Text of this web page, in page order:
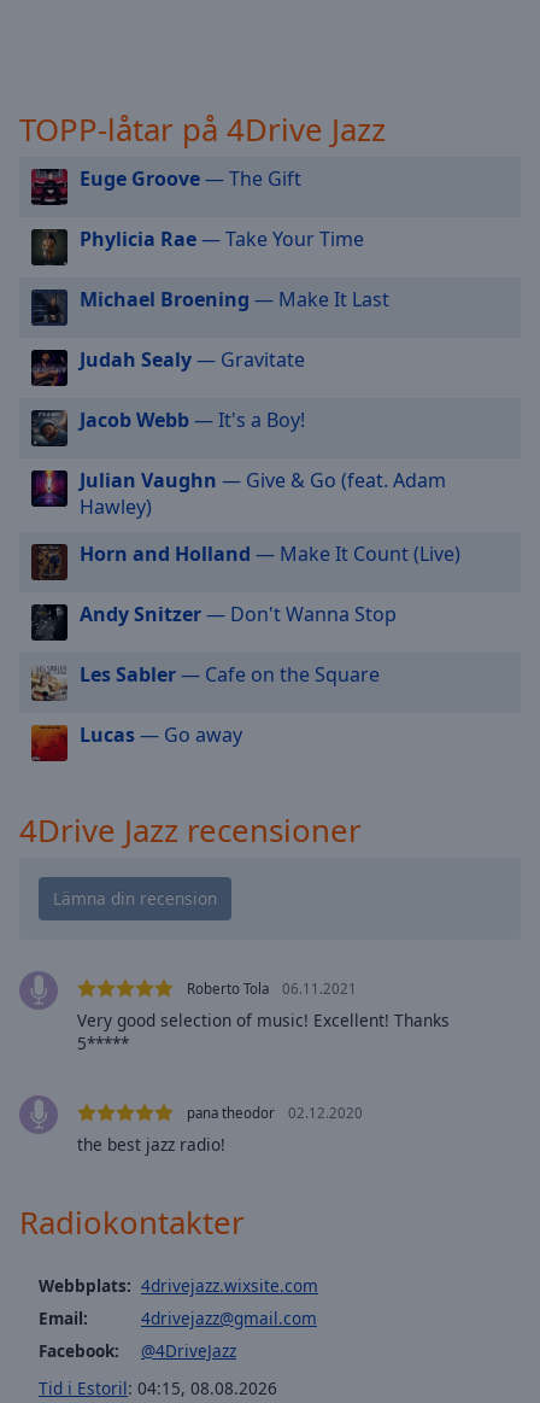
subtitles
opens
subtitles
settings
dialog
subtitles
off
selected
Audio
Track
in-
Picture
This
modal
Beginning
dialog
Escape
will
close
window.
Opacity
Background
Opacity
Caption
TOPP-låtar på 4Drive Jazz
Euge Groove— The Gift
Phylicia Rae— Take Your Time
Michael Broening — Make It Last
Judah Sealy— Gravitate
Jacob Webb— It's a Boy!
Julian Vaughn — Give & Go (feat. Adam
Hawley)
Horn and Holland — Make It Count (Live)
Andy Snitzer— Don't Wanna Stop
Les Sabler— Cafe on the Square
Lucas— Go away
4Drive Jazz recensioner
Roberto Tola 06.11.2021
Very good selection of music! Excellent! Thanks
5*****
pana theodor 02.12.2020
the best jazz radio!
Radiokontakter
Webbplats: 4drivejazz.wixsite.com
Email:
4drivejazz@gmail.com
Facebook:
@4DriveJazz
Tid i Estoril: 04:15, 08.08.2026